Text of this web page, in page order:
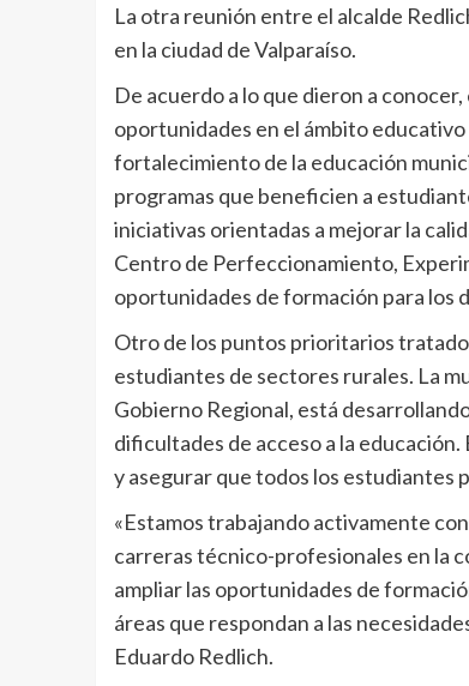
La otra reunión entre el alcalde
en la ciudad de Valparaíso.
De acuerdo a lo que dieron a
oportunidades en el ámbito
fortalecimiento de la educación
programas que beneficien a
iniciativas orientadas a mejorar la
Centro de Perfeccionamiento,
oportunidades de formación para los
Otro de los puntos prioritarios
estudiantes de sectores rurales. La
Gobierno Regional, está
dificultades de acceso a la
y asegurar que todos los estudiantes
«Estamos trabajando activamente
carreras técnico-profesionales en la
ampliar las oportunidades de
áreas que respondan a las
Eduardo Redlich.